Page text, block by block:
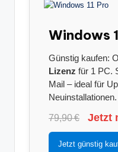
Windows
Günstig kaufen:
Lizenz für 1 PC.
Mail – ideal für
Neuinstallationen.
79,90 € Jetzt
Jetzt günstig